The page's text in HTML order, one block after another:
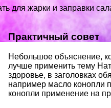
для жарки и заправки
Практичный совет
Небольшое объяснение,
лучше применить тему
здоровье, в заголовках
например масло конопли
конопли применение на